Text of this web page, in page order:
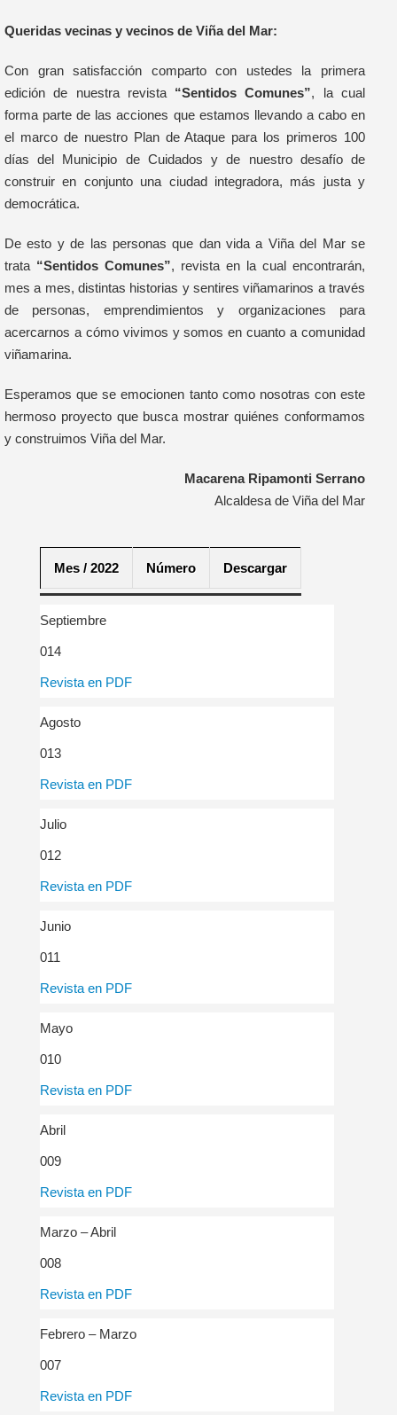
Queridas vecinas y vecinos de Viña del Mar:
Con gran satisfacción comparto con ustedes la primera
edición de nuestra revista “Sentidos Comunes”, la cual
forma parte de las acciones que estamos llevando a cabo en
el marco de nuestro Plan de Ataque para los primeros 100
días del Municipio de Cuidados y de nuestro desafío de
construir en conjunto una ciudad integradora, más justa y
democrática.
De esto y de las personas que dan vida a Viña del Mar se
trata “Sentidos Comunes”, revista en la cual encontrarán,
mes a mes, distintas historias y sentires viñamarinos a través
de personas, emprendimientos y organizaciones para
acercarnos a cómo vivimos y somos en cuanto a comunidad
viñamarina.
Esperamos que se emocionen tanto como nosotras con este
hermoso proyecto que busca mostrar quiénes conformamos
y construimos Viña del Mar.
Macarena Ripamonti Serrano
Alcaldesa de Viña del Mar
Mes / 2022 Número Descargar
Septiembre
014
Revista en PDF
Agosto
013
Revista en PDF
Julio
012
Revista en PDF
Junio
011
Revista en PDF
Mayo
010
Revista en PDF
Abril
009
Revista en PDF
Marzo – Abril
008
Revista en PDF
Febrero – Marzo
007
Revista en PDF